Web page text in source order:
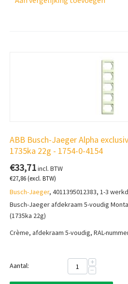
ABB Busch-Jaeger Alpha
1735ka 22g - 1754-0-4154
€33,71incl. BTW
€27,86(excl. BTW)
Busch-Jaeger, 4011395012383, 1-3
Busch-Jaeger afdekraam 5-voudig
(1735ka 22g)
Crème, afdekraam 5-voudig, RAL-
Aantal:
+
−